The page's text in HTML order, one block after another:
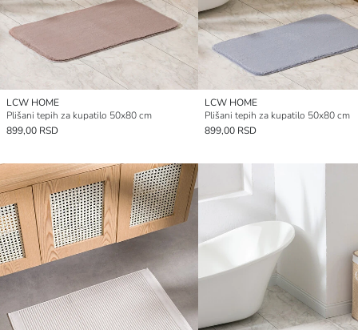
LCW HOME
Plišani tepih za kupatilo 50x80 cm
899,00 RSD
LCW HOME
Plišani tepih za kupatilo 50x80 cm
899,00 RSD